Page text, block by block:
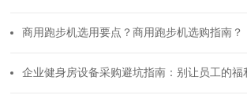
商用跑步机选用要点？商用跑步机选购指南？
企业健身房设备采购避坑指南：别让员工的福利变“